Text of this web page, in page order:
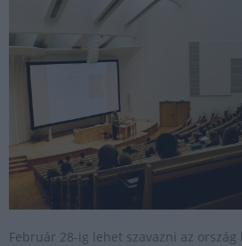
Február 28-ig lehet szavazni az